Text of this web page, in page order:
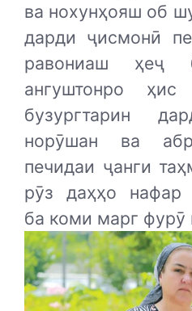
ва нохунҳояш об
дарди ҷисмонӣ
равониаш ҳеҷ
ангуштонро
бузургтарин
норӯшан ва
печидаи ҷанги
рӯз даҳҳо нафар
ба коми марг фурӯ